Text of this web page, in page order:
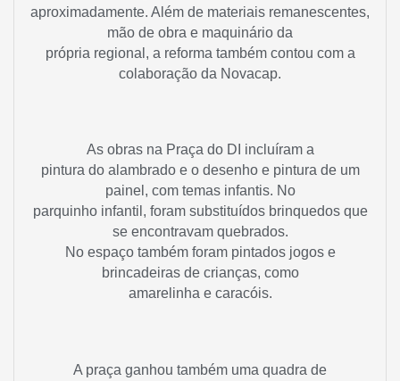
aproximadamente. Além de materiais remanescentes,
mão de obra e maquinário da
própria regional, a reforma também contou com a
colaboração da Novacap.
As obras na Praça do DI incluíram a
pintura do alambrado e o desenho e pintura de um
painel, com temas infantis. No
parquinho infantil, foram substituídos brinquedos que
se encontravam quebrados.
No espaço também foram pintados jogos e
brincadeiras de crianças, como
amarelinha e caracóis.
A praça ganhou também uma quadra de